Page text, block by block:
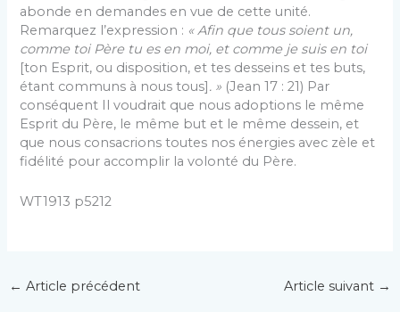
abonde en demandes en vue de cette unité.
Remarquez l’expression : « Afin que tous soient un,
comme toi Père tu es en moi, et comme je suis en toi
[ton Esprit, ou disposition, et tes desseins et tes buts,
étant communs à nous tous]. » (Jean 17 : 21) Par
conséquent Il voudrait que nous adoptions le même
Esprit du Père, le même but et le même dessein, et
que nous consacrions toutes nos énergies avec zèle et
fidélité pour accomplir la volonté du Père.
WT1913 p5212
← Article précédent Article suivant →